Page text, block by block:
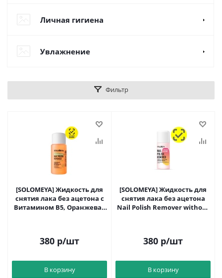
Личная гигиена
Увлажнение
Фильтр
[SOLOMEYA] Жидкость для
снятия лака без ацетона с
Витамином В5, Оранжевая
380 р/шт
В корзину
[SOLOMEYA] Жидкость для
снятия лака без ацетона
Nail Polish Remover without
380 р/шт
В корзину